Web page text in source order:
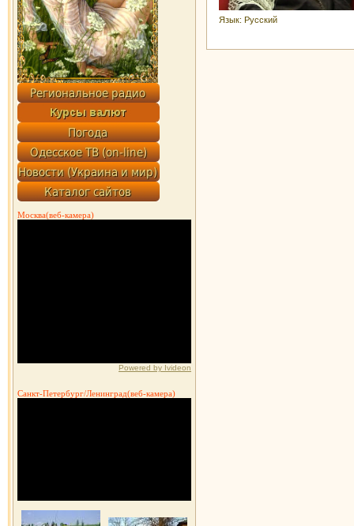
Москва(веб-камера)
Powered by Ivideon
Санкт-Петербург/Ленинград(веб-камера)
Язык: Русский